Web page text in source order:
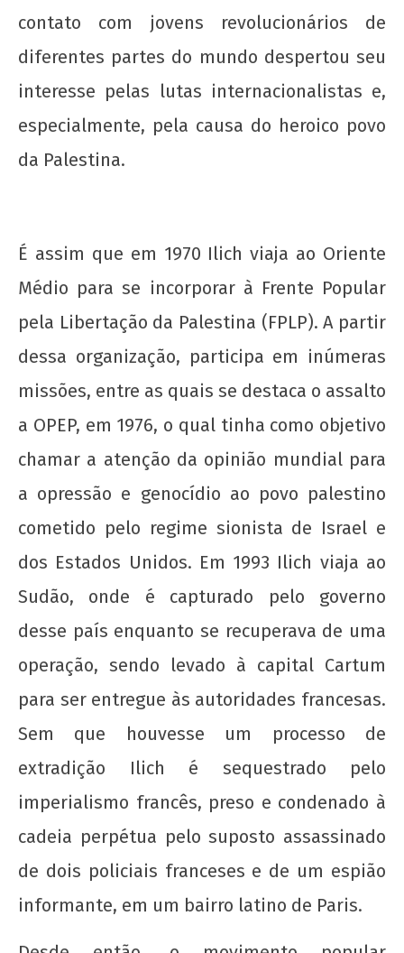
2012
wp-
admin
20 de Novembro - Dia da Consciência Negra
22 de
agosto
de
wp-
Nota Política da UJC SE - Nas eleições para o
59° CONUNE na UFS, o Coletivo Quilombo (PT)
escancara o oportunismo da majoritária da
agosto
2012
wp-
contato com jovens revolucionários de
diferentes partes do mundo despertou seu
interesse pelas lutas internacionalistas e,
especialmente, pela causa do heroico povo
da Palestina.
É assim que em 1970 Ilich viaja ao Oriente
Médio para se incorporar à Frente Popular
pela Libertação da Palestina (FPLP). A partir
dessa organização, participa em inúmeras
missões, entre as quais se destaca o assalto
a OPEP, em 1976, o qual tinha como objetivo
chamar a atenção da opinião mundial para
a opressão e genocídio ao povo palestino
cometido pelo regime sionista de Israel e
dos Estados Unidos. Em 1993 Ilich viaja ao
Sudão, onde é capturado pelo governo
desse país enquanto se recuperava de uma
operação, sendo levado à capital Cartum
para ser entregue às autoridades francesas.
Sem que houvesse um processo de
extradição Ilich é sequestrado pelo
imperialismo francês, preso e condenado à
cadeia perpétua pelo suposto assassinado
de dois policiais franceses e de um espião
informante, em um bairro latino de Paris.